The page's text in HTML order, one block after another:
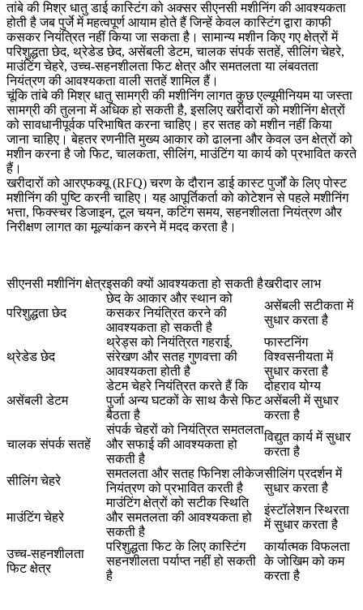
तांबे की मिश्र धातु डाई कास्टिंग को अक्सर सीएनसी मशीनिंग की आवश्यकता
होती है जब पुर्जे में महत्वपूर्ण आयाम होते हैं जिन्हें केवल कास्टिंग द्वारा काफी
कसकर नियंत्रित नहीं किया जा सकता है। सामान्य मशीन किए गए क्षेत्रों में
परिशुद्धता छेद, थ्रेडेड छेद, असेंबली डेटम, चालक संपर्क सतहें, सीलिंग चेहरे,
माउंटिंग चेहरे, उच्च-सहनशीलता फिट क्षेत्र और समतलता या लंबवतता
नियंत्रण की आवश्यकता वाली सतहें शामिल हैं।
चूंकि तांबे की मिश्र धातु सामग्री की मशीनिंग लागत कुछ एल्यूमीनियम या जस्ता
सामग्री की तुलना में अधिक हो सकती है, इसलिए खरीदारों को मशीनिंग क्षेत्रों
को सावधानीपूर्वक परिभाषित करना चाहिए। हर सतह को मशीन नहीं किया
जाना चाहिए। बेहतर रणनीति मुख्य आकार को ढालना और केवल उन क्षेत्रों को
मशीन करना है जो फिट, चालकता, सीलिंग, माउंटिंग या कार्य को प्रभावित करते
हैं।
खरीदारों को आरएफक्यू (RFQ) चरण के दौरानडाई कास्ट पुर्जों के लिए पोस्ट
मशीनिंगकी पुष्टि करनी चाहिए। यह आपूर्तिकर्ता को कोटेशन से पहले मशीनिंग
भत्ता, फिक्स्चर डिजाइन, टूल चयन, कटिंग समय, सहनशीलता नियंत्रण और
निरीक्षण लागत का मूल्यांकन करने में मदद करता है।
सीएनसी मशीनिंग क्षेत्रइसकी क्यों आवश्यकता हो सकती हैखरीदार लाभ
परिशुद्धता छेद
छेद के आकार और स्थान को
कसकर नियंत्रित करने की
आवश्यकता हो सकती है
असेंबली सटीकता में
सुधार करता है
थ्रेडेड छेद
थ्रेड्स को नियंत्रित गहराई,
संरेखण और सतह गुणवत्ता की
आवश्यकता होती है
फास्टनिंग
विश्वसनीयता में
सुधार करता है
असेंबली डेटम
डेटम चेहरे नियंत्रित करते हैं कि
पुर्जा अन्य घटकों के साथ कैसे फिट
बैठता है
दोहराव योग्य
असेंबली में सुधार
करता है
चालक संपर्क सतहें
संपर्क चेहरों को नियंत्रित समतलता
और सफाई की आवश्यकता हो
सकती है
विद्युत कार्य में सुधार
करता है
सीलिंग चेहरे
समतलता और सतह फिनिश लीकेज
नियंत्रण को प्रभावित करती है
सीलिंग प्रदर्शन में
सुधार करता है
माउंटिंग चेहरे
माउंटिंग क्षेत्रों को सटीक स्थिति
और समतलता की आवश्यकता हो
सकती है
इंस्टॉलेशन स्थिरता
में सुधार करता है
उच्च-सहनशीलता
फिट क्षेत्र
परिशुद्धता फिट के लिए कास्टिंग
सहनशीलता पर्याप्त नहीं हो सकती
है
कार्यात्मक विफलता
के जोखिम को कम
करता है